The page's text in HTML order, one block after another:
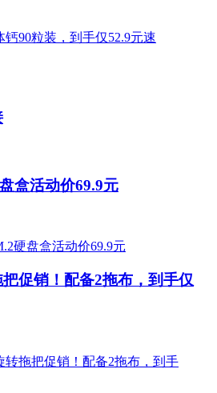
盒活动价69.9元
促销！配备2拖布，到手仅